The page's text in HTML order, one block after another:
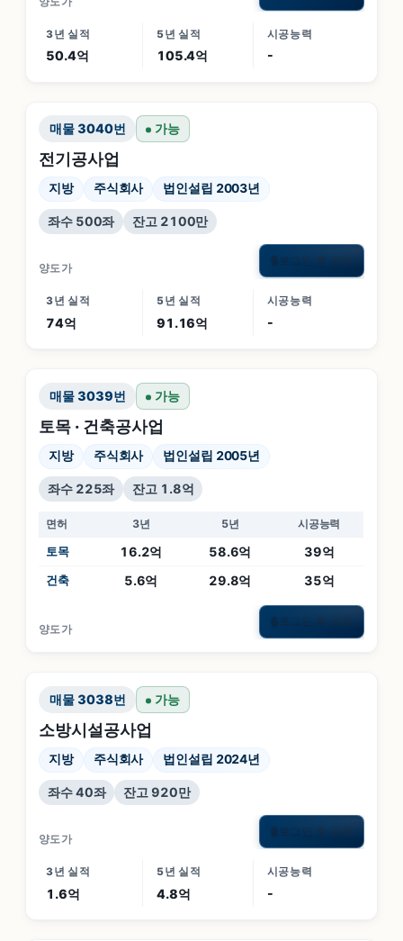
3년 실적
50.4억
5년 실적
105.4억
시공능력
-
매물 3040번 가능
전기공사업
지방 주식회사 법인설립 2003년
좌수 500좌 잔고 2100만
3년 실적
74억
5년 실적
91.16억
시공능력
-
양도가
🔒 로그인 후 공개
매물 3039번 가능
토목 · 건축공사업
지방 주식회사 법인설립 2005년
좌수 225좌 잔고 1.8억
면허 3년 5년 시공능력
토목 16.2억 58.6억 39억
건축 5.6억 29.8억 35억
양도가
🔒 로그인 후 공개
매물 3038번 가능
소방시설공사업
지방 주식회사 법인설립 2024년
좌수 40좌 잔고 920만
3년 실적
1.6억
5년 실적
4.8억
시공능력
-
양도가
🔒 로그인 후 공개